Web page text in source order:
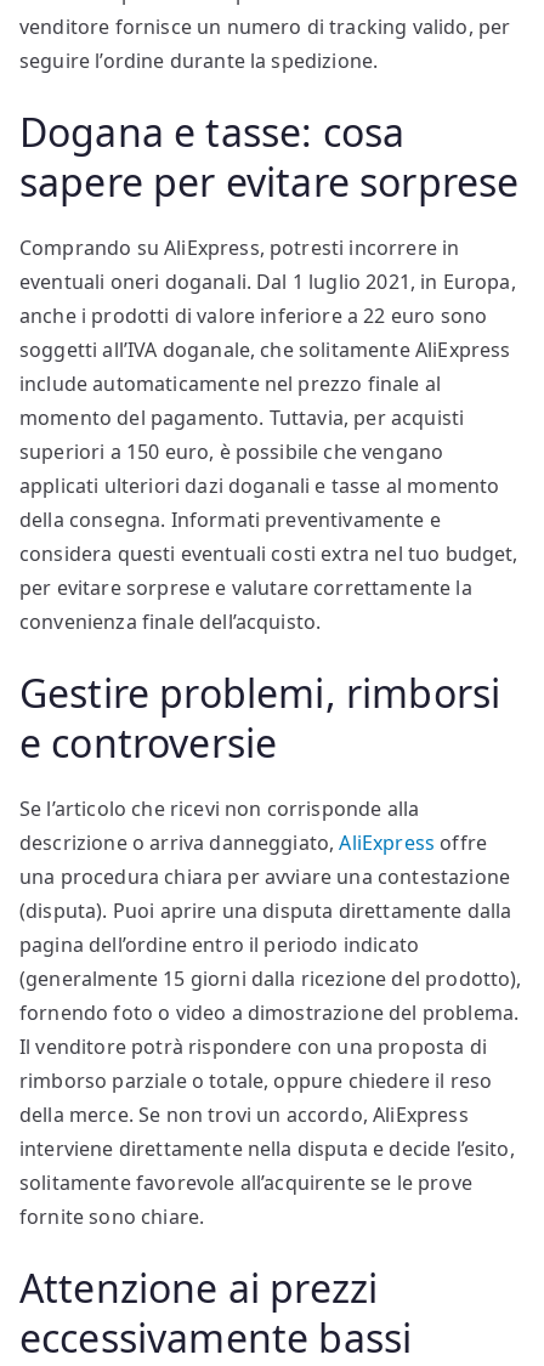
venditore fornisce un numero di tracking valido, per
seguire l’ordine durante la spedizione.
Dogana e tasse: cosa
sapere per evitare sorprese
Comprando su AliExpress, potresti incorrere in
eventuali oneri doganali. Dal 1 luglio 2021, in Europa,
anche i prodotti di valore inferiore a 22 euro sono
soggetti all’IVA doganale, che solitamente AliExpress
include automaticamente nel prezzo finale al
momento del pagamento. Tuttavia, per acquisti
superiori a 150 euro, è possibile che vengano
applicati ulteriori dazi doganali e tasse al momento
della consegna. Informati preventivamente e
considera questi eventuali costi extra nel tuo budget,
per evitare sorprese e valutare correttamente la
convenienza finale dell’acquisto.
Gestire problemi, rimborsi
e controversie
Se l’articolo che ricevi non corrisponde alla
descrizione o arriva danneggiato,AliExpress offre
una procedura chiara per avviare una contestazione
(disputa). Puoi aprire una disputa direttamente dalla
pagina dell’ordine entro il periodo indicato
(generalmente 15 giorni dalla ricezione del prodotto),
fornendo foto o video a dimostrazione del problema.
Il venditore potrà rispondere con una proposta di
rimborso parziale o totale, oppure chiedere il reso
della merce. Se non trovi un accordo, AliExpress
interviene direttamente nella disputa e decide l’esito,
solitamente favorevole all’acquirente se le prove
fornite sono chiare.
Attenzione ai prezzi
eccessivamente bassi